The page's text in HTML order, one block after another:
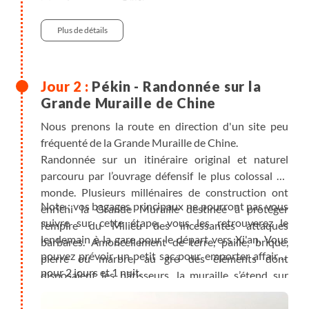
Plus de détails
Pékin - Randonnée sur la
Grande Muraille de Chine
Nous prenons la route en direction d'un site peu
fréquenté de la Grande Muraille de Chine.
Randonnée sur un itinéraire original et naturel
parcouru par l’ouvrage défensif le plus colossal au
monde. Plusieurs millénaires de construction ont
enrichi la Grande Muraille destinée à protéger
l’empire du Milieu des incessantes attaques
barbares. Amoncellement de terre, paille, brique,
pierre ou marbre, au gré des éléments dont
disposaient les bâtisseurs, la muraille s’étend sur
plus de 6000km. La partie encore sauvage que nous
Note : vos bagages principaux ne pourront pas vous
suivre sur cette étape, vous les retrouverez le
lendemain à la gare pour le départ vers Xi'an. Vous
pouvez prévoir un petit sac pour emporter affaires
pour 2 jours et 1 nuit.